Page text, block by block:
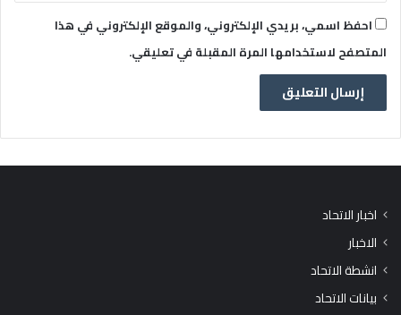
احفظ اسمي، بريدي الإلكتروني، والموقع الإلكتروني في هذا
المتصفح لاستخدامها المرة المقبلة في تعليقي.
اخبار الاتحاد
الاخبار
انشطة الاتحاد
بيانات الاتحاد